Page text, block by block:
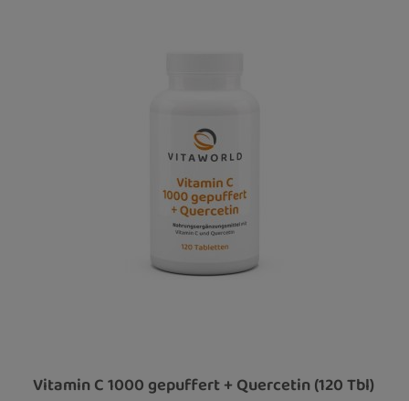
Vitamin C 1000 gepuffert + Quercetin (120 Tbl)